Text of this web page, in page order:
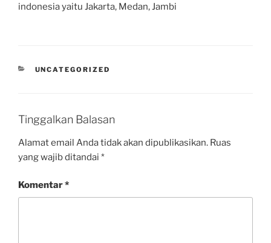
indonesia yaitu Jakarta, Medan, Jambi
UNCATEGORIZED
Tinggalkan Balasan
Alamat email Anda tidak akan dipublikasikan. Ruas
yang wajib ditandai *
Komentar*